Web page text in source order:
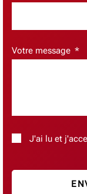
Votre message
J'ai lu et